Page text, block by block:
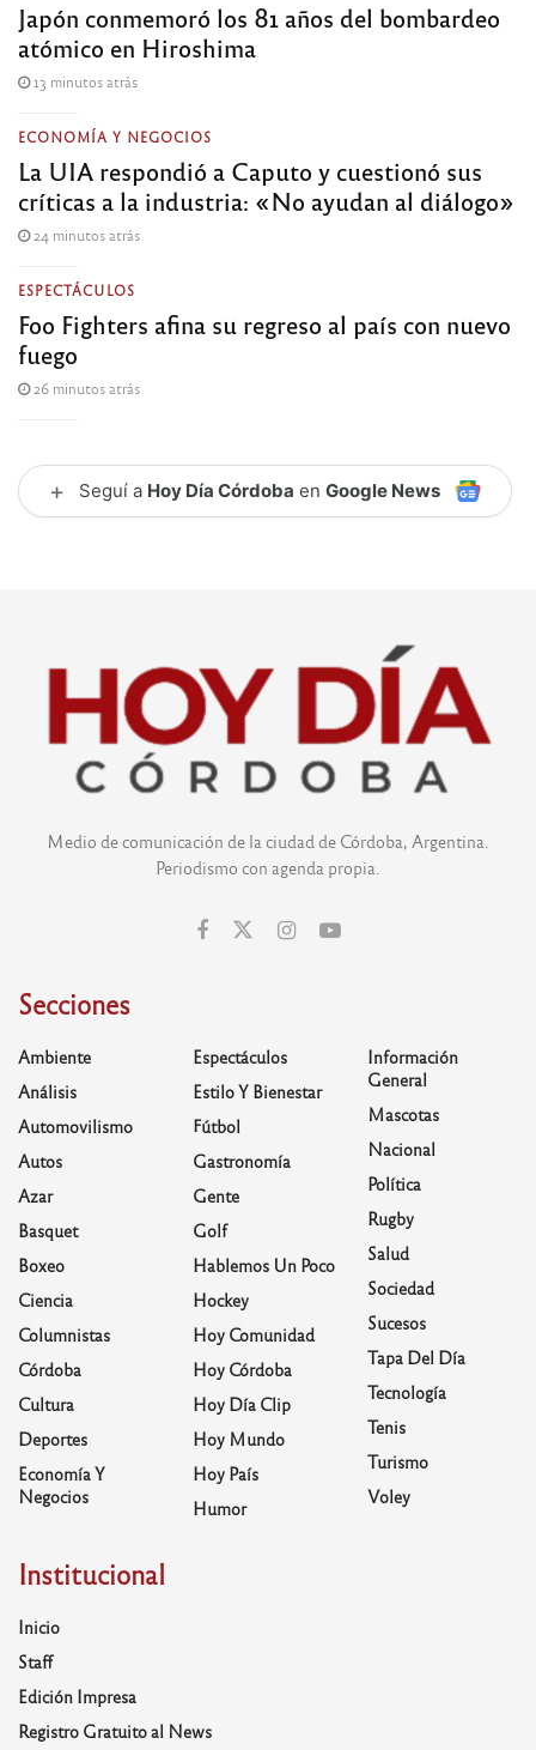
Japón conmemoró los 81 años del bombardeo
atómico en Hiroshima
13 minutos atrás
ECONOMÍA Y NEGOCIOS
La UIA respondió a Caputo y cuestionó sus
críticas a la industria: «No ayudan al diálogo»
24 minutos atrás
ESPECTÁCULOS
Foo Fighters afina su regreso al país con nuevo
fuego
26 minutos atrás
+ Seguí a Hoy Día Córdoba en Google News
Medio de comunicación de la ciudad de Córdoba, Argentina.
Periodismo con agenda propia.
Secciones
Ambiente
Análisis
Automovilismo
Autos
Azar
Basquet
Boxeo
Ciencia
Columnistas
Córdoba
Cultura
Deportes
Economía Y
Negocios
Espectáculos
Estilo Y Bienestar
Fútbol
Gastronomía
Gente
Golf
Hablemos Un Poco
Hockey
Hoy Comunidad
Hoy Córdoba
Hoy Día Clip
Hoy Mundo
Hoy País
Humor
Información
General
Mascotas
Nacional
Política
Rugby
Salud
Sociedad
Sucesos
Tapa Del Día
Tecnología
Tenis
Turismo
Voley
Institucional
Inicio
Staff
Edición Impresa
Registro Gratuito al News